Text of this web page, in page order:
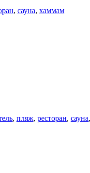
, сауна, хаммам
, пляж, ресторан, сауна,